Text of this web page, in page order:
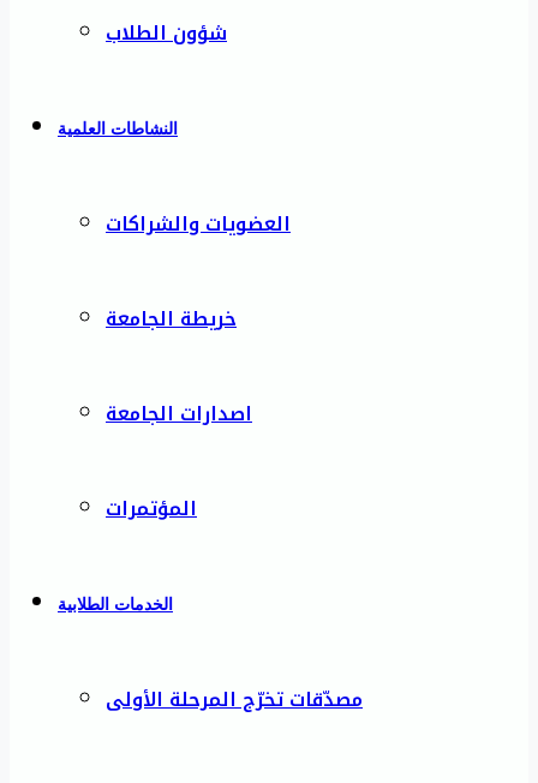
شؤون الطلاب
النشاطات العلمية
العضويات والشراكات
خريطة الجامعة
اصدارات الجامعة
المؤتمرات
الخدمات الطلابية
مصدّقات تخرّج المرحلة الأولى